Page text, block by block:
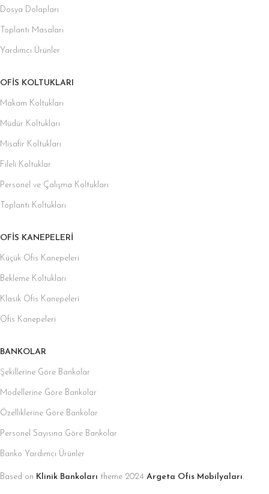
Dosya Dolapları
Toplantı Masaları
Yardımcı Ürünler
OFIS KOLTUKLARI
Makam Koltukları
Müdür Koltukları
Misafir Koltukları
Fileli Koltuklar
Personel ve Çalışma Koltukları
Toplantı Koltukları
OFIS KANEPELERI
Küçük Ofis Kanepeleri
Bekleme Koltukları
Klasik Ofis Kanepeleri
Ofis Kanepeleri
BANKOLAR
Şekillerine Göre Bankolar
Modellerine Göre Bankolar
Özelliklerine Göre Bankolar
Personel Sayısına Göre Bankolar
Banko Yardımcı Ürünler
Based on Klinik Bankoları theme 2024 Argeta Ofis Mobilyaları.